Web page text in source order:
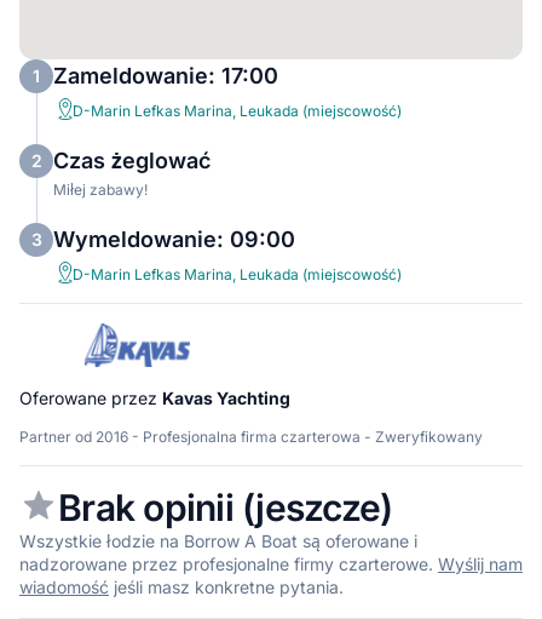
1 Zameldowanie: 17:00
D-Marin Lefkas Marina, Leukada (miejscowość)
2 Czas żeglować
Miłej zabawy!
3 Wymeldowanie: 09:00
D-Marin Lefkas Marina, Leukada (miejscowość)
Oferowane przez Kavas Yachting
Partner od 2016 - Profesjonalna firma czarterowa - Zweryfikowany
Brak opinii (jeszcze)
Wszystkie łodzie na Borrow A Boat są oferowane i
nadzorowane przez profesjonalne firmy czarterowe. Wyślij nam
wiadomość jeśli masz konkretne pytania.